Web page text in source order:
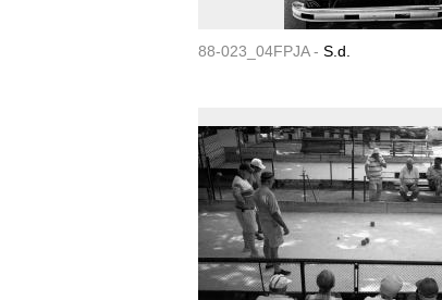
88-023_04FPJA - S.d.